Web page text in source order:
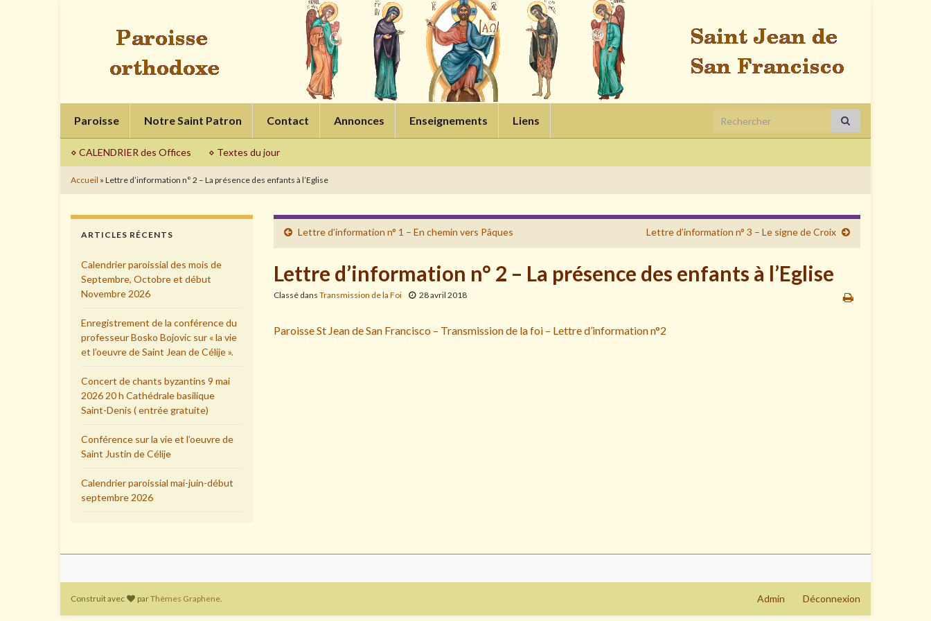
Paroisse Notre Saint Patron Contact Annonces Enseignements Liens Search for:
⋄ CALENDRIER des Offices ⋄ Textes du jour
Accueil » Lettre d’information n° 2 – La présence des enfants à l’Eglise
Lettre d’information n° 1 – En chemin vers Pâques Lettre d’information n° 3 – Le signe de Croix
Lettre d’information n° 2 – La présence des enfants à l’Eglise
Classé dans Transmission de la Foi 28 avril 2018
Paroisse St Jean de San Francisco – Transmission de la foi – Lettre d’information n°2
ARTICLES RÉCENTS
Calendrier paroissial des mois de
Septembre, Octobre et début
Novembre 2026
Enregistrement de la conférence du
professeur Bosko Bojovic sur « la vie
et l’oeuvre de Saint Jean de Célije ».
Concert de chants byzantins 9 mai
2026 20 h Cathédrale basilique
Saint-Denis ( entrée gratuite)
Conférence sur la vie et l’oeuvre de
Saint Justin de Célije
Calendrier paroissial mai-juin-début
septembre 2026
Admin Déconnexion
Construit avec parThèmes Graphene.